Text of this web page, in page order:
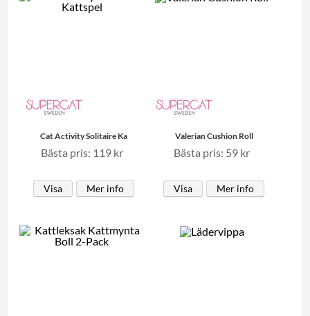
Cat Activity Solitaire Ka
Bästa pris: 119 kr
Visa Mer info
Valerian Cushion Roll
Bästa pris: 59 kr
Visa Mer info